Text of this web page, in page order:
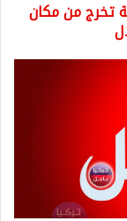
تخرج من مكان